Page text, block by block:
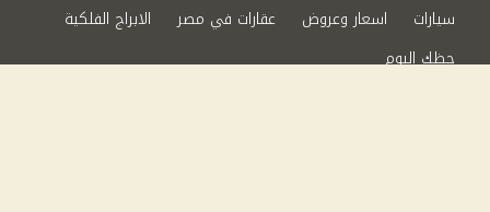
سيارات
اسعار وعروض عقارات في مصر
الابراج الفلكية
حظك اليوم